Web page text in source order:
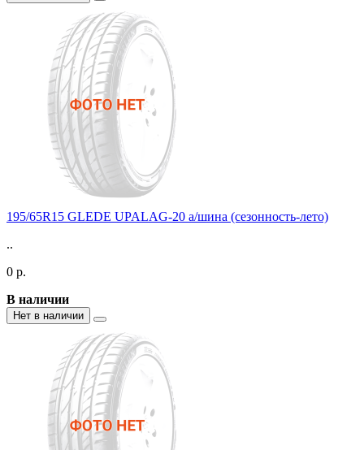
195/65R15 GLEDE UPALAG-20 а/шина (сезонность-лето)
..
0 р.
В наличии
Нет в наличии